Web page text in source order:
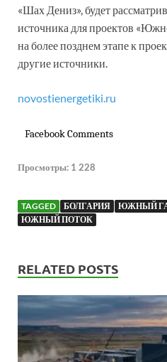
«Шах Дениз», будет
источника для проектов
на более позднем этапе к
другие источники.
novostienergetiki.ru
Facebook Comments
Просмотры: 1 228
TAGGED БОЛГАРИЯ
ЮЖНЫЙ
ЮЖНЫЙ ПОТОК
RELATED POSTS